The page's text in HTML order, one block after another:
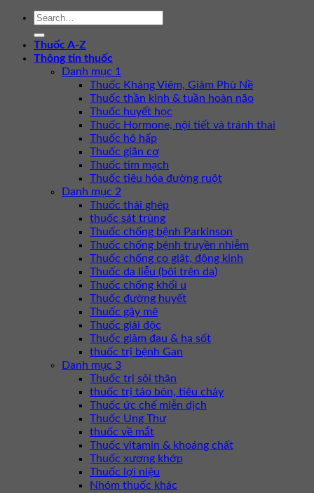
Thuốc A-Z
Thông tin thuốc
Danh mục 1
Thuốc Kháng Viêm, Giảm Phù Nề
Thuốc thần kinh & tuần hoàn não
Thuốc huyết học
Thuốc Hormone, nội tiết và tránh thai
Thuốc hô hấp
Thuốc giãn cơ
Thuốc tim mạch
Thuốc tiêu hóa đường ruột
Danh mục 2
Thuốc thải ghép
thuốc sát trùng
Thuốc chống bệnh Parkinson
Thuốc chống bệnh truyền nhiễm
Thuốc chống co giật, động kinh
Thuốc da liễu (bôi trên da)
Thuốc chống khối u
Thuốc đường huyết
Thuốc gây mê
Thuốc giải độc
Thuốc giảm đau & hạ sốt
thuốc trị bệnh Gan
Danh mục 3
Thuốc trị sỏi thận
thuốc trị táo bón, tiêu chảy
Thuốc ức chế miễn dịch
Thuốc Ung Thư
thuốc về mắt
Thuốc vitamin & khoáng chất
Thuốc xương khớp
Thuốc lợi niệu
Nhóm thuốc khác